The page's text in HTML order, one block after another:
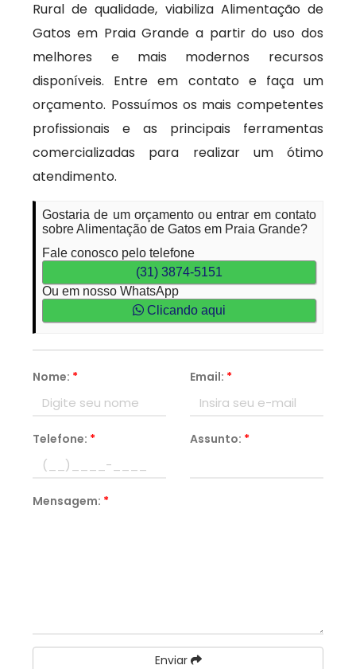
Rural de qualidade, viabiliza Alimentação de
Gatos em Praia Grande a partir do uso dos
melhores e mais modernos recursos
disponíveis. Entre em contato e faça um
orçamento. Possuímos os mais competentes
profissionais e as principais ferramentas
comercializadas para realizar um ótimo
atendimento.
Gostaria de um orçamento ou entrar em contato
sobre Alimentação de Gatos em Praia Grande?
Fale conosco pelo telefone
(31) 3874-5151
Ou em nosso WhatsApp
Clicando aqui
Nome: * Email: *
Telefone: * Assunto: *
Mensagem: *
Enviar